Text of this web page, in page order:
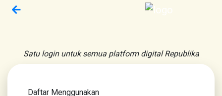
Satu login untuk semua platform digital Republika
Daftar Menggunakan